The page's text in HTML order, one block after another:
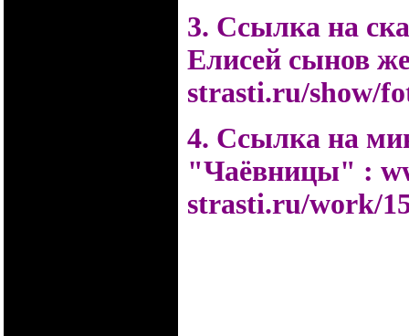
3. Ссылка на
Елисей сынов
strasti.ru/show/
4. Ссылка на
"Чаёвницы" :
strasti.ru/work/